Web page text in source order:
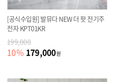
[공식수입원] 발뮤다 NEW 더 팟 전기주
전자 KPT01KR
199,000
10% 179,000원